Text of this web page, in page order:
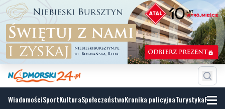
WiadomościSportKulturaSpołeczeństwoKronika policyjnaTurystyka